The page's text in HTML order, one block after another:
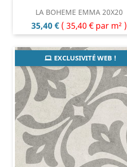
LA BOHEME EMMA 20X20
Prix
35,40 € ( 35,40 € par m² )
EXCLUSIVITÉ WEB !